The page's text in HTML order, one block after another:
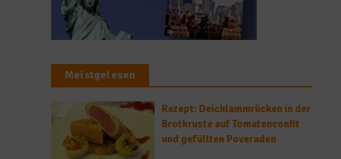
Meistgelesen
Rezept: Deichlammrücken in der
Brotkruste auf Tomatenconfit
und gefüllten Poveraden